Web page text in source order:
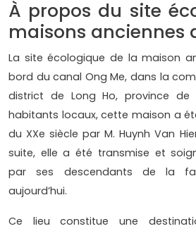
À propos du site
maisons anciennes
La site écologique de la maison
bord du canal Ong Me, dans la
district de Long Ho, province de
habitants locaux, cette maison a
du XXe siècle par M. Huynh Van
suite, elle a été transmise et
par ses descendants de la
aujourd’hui.
Ce lieu constitue une